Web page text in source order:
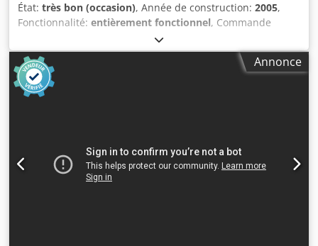
État: très bon (occasion), Année de construction: 2005,
Fonctionnalité: entièrement fonctionnel, Commande
numérique: HEIDENHAIN iTNC530 Axes Course axe X mm :
3.000 Course axe Y mm : 1.700 Course axe Z mm : 1.500
Vitesses d’avance m/min : 10 Vitesses d’avance rapides
m/min : X, Y: 20; Z: 10 Chjdorw Arzepfx Af Uoa Table de
travail Dimensions des palettes mm : 3.200x1.200 Poids
Étapes de la boîte de vitesses : 2 Arrosage Arrosage par le
centre de la broche bar : 22 Système d’outillage
Attachement : ISO-50 DIN 69871A Équipement Manivelle
Annonce